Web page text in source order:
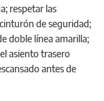
respetar las
de seguridad;
doble línea amarilla;
asiento trasero
antes de